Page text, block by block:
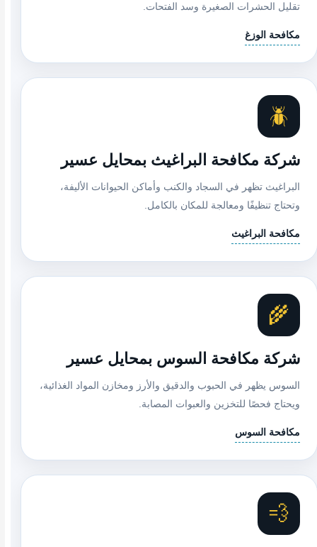
تقليل الحشرات الصغيرة وسد الفتحات.
مكافحة الوزغ
🪲
شركة مكافحة البراغيث بمحايل عسير
البراغيث تظهر في السجاد والكنب وأماكن الحيوانات الأليفة،
وتحتاج تنظيفًا ومعالجة للمكان بالكامل.
مكافحة البراغيث
🌾
شركة مكافحة السوس بمحايل عسير
السوس يظهر في الحبوب والدقيق والأرز ومخازن المواد الغذائية،
ويحتاج فحصًا للتخزين والعبوات المصابة.
مكافحة السوس
💨